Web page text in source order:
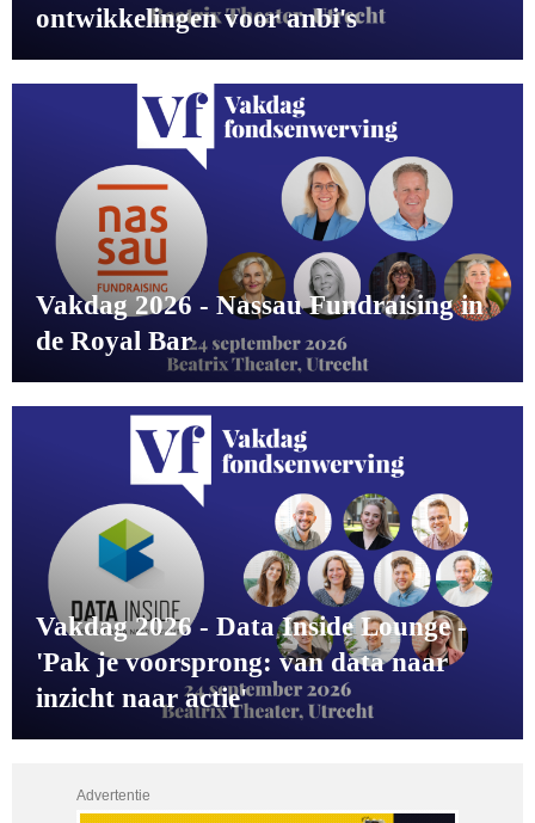
ontwikkelingen voor anbi's
Vakdag 2026 - Nassau Fundraising in
de Royal Bar
Vakdag 2026 - Data Inside Lounge -
'Pak je voorsprong: van data naar
inzicht naar actie'
Advertentie